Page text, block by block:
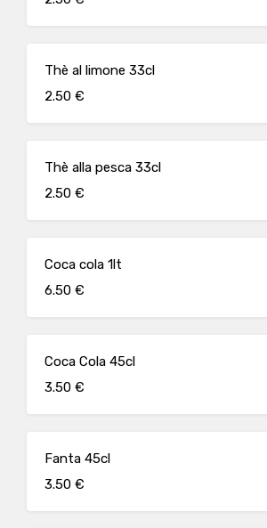
Thè al limone 33cl
2.50 €
Thè alla pesca 33cl
2.50 €
Coca cola 1lt
6.50 €
Coca Cola 45cl
3.50 €
Fanta 45cl
3.50 €